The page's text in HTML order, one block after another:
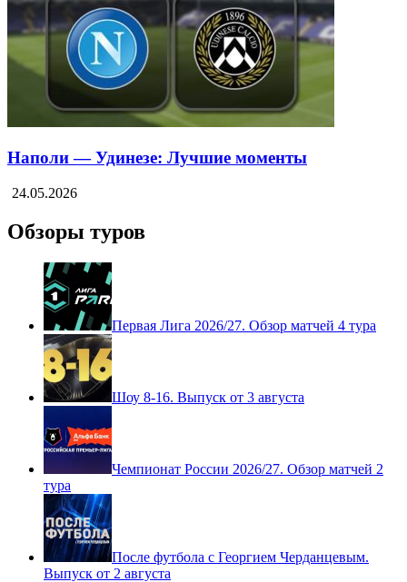
Наполи — Удинезе: Лучшие моменты
24.05.2026
Обзоры туров
Первая Лига 2026/27. Обзор матчей 4 тура
Шоу 8-16. Выпуск от 3 августа
Чемпионат России 2026/27. Обзор матчей 2
тура
После футбола с Георгием Черданцевым.
Выпуск от 2 августа